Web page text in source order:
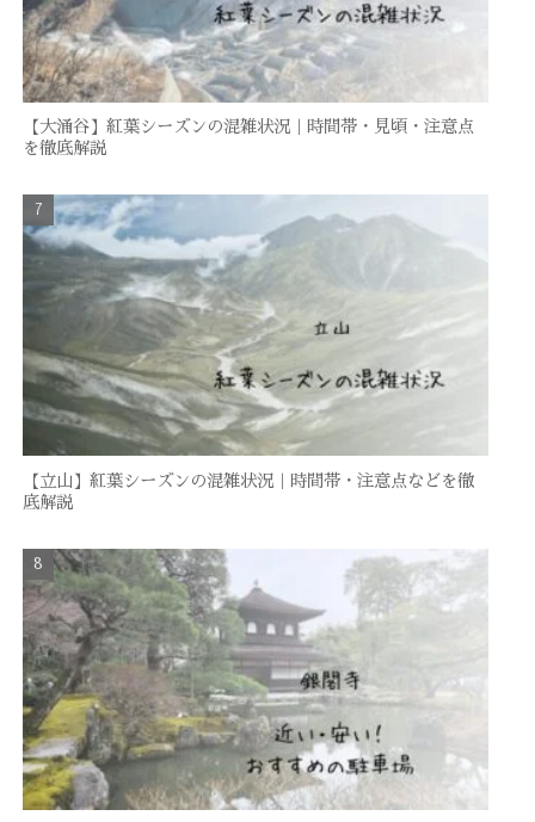
【大涌谷】紅葉シーズンの混雑状況｜時間帯・見頃・注意点
を徹底解説
【立山】紅葉シーズンの混雑状況｜時間帯・注意点などを徹
底解説